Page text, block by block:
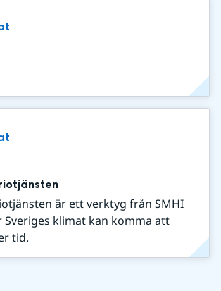
är ett verktyg från SMHI
Sveriges klimat kan komma att
tid.